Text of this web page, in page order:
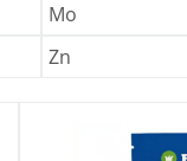
Mo
Zn